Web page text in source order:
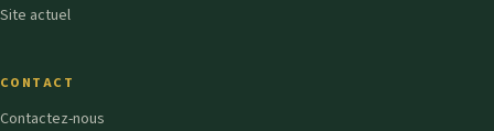
Site actuel
CONTACT
Contactez-nous